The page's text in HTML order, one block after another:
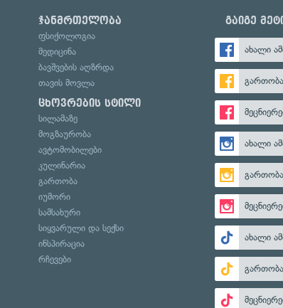
ჯანმრთელობა
ფსიქოლოგია
მედიცინა
ბავშვების აღზრდა
თავის მოვლა
ცხოვრების სტილი
სილამაზე
მოგზაურობა
ავტომობილები
კულინარია
გართობა
იუმორი
სამსახური
სიყვარული და სექსი
ინსპირაცია
რჩევები
გაიგე
ახალი
ახალი
ახალი